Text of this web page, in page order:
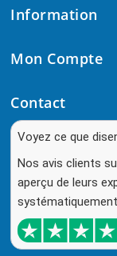
Information
Mon Compte
Contact
Voyez ce que
Nos avis clients
aperçu de leurs